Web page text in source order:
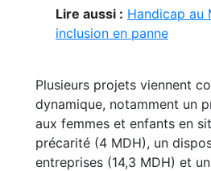
Lire aussi : Handicap au
inclusion en panne
Plusieurs projets viennent
dynamique, notamment un
aux femmes et enfants en
précarité (4 MDH), un
entreprises (14,3 MDH) et